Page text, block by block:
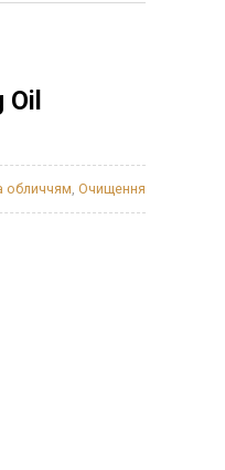
обличчям Очищення